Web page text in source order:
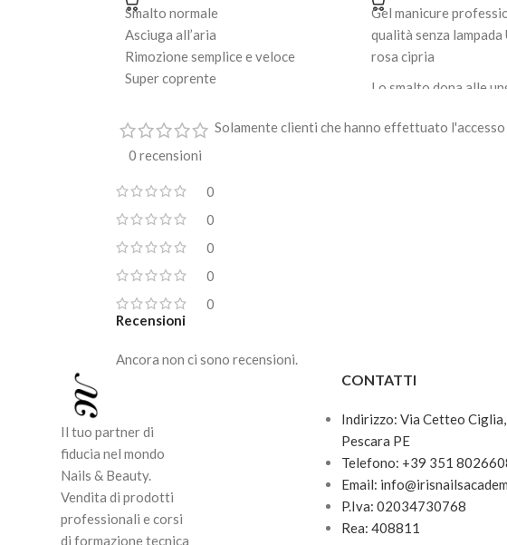
Smalto normale
Asciuga all’aria
Rimozione semplice e veloce
Super coprente
Effetto brillante e lucido
Formato: 8 ml
Gel manicure
qualità senza lampada
rosa cipria
Lo smalto dona alle
intenso in una sola
0 recensioni
0
0
0
0
0
Recensioni
Ancora non ci sono recensioni.
Solamente clienti che hanno effettuato
Il tuo partner di
fiducia nel mondo
Nails & Beauty.
Vendita di prodotti
professionali e corsi
di formazione tecnica
CONTATTI
Indirizzo: Via Cetteo
Pescara PE
Telefono: +39 351
Email:
P.Iva: 02034730768
Rea: 408811